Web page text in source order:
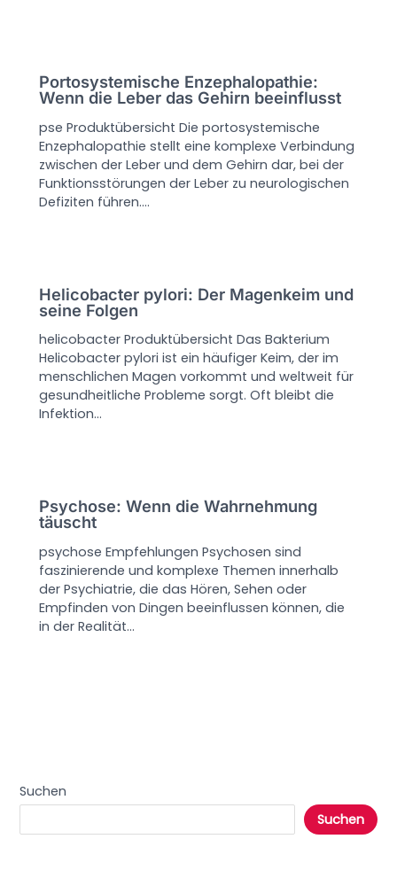
Portosystemische Enzephalopathie:
Wenn die Leber das Gehirn beeinflusst
pse Produktübersicht Die portosystemische
Enzephalopathie stellt eine komplexe Verbindung
zwischen der Leber und dem Gehirn dar, bei der
Funktionsstörungen der Leber zu neurologischen
Defiziten führen.…
Helicobacter pylori: Der Magenkeim und
seine Folgen
helicobacter Produktübersicht Das Bakterium
Helicobacter pylori ist ein häufiger Keim, der im
menschlichen Magen vorkommt und weltweit für
gesundheitliche Probleme sorgt. Oft bleibt die
Infektion…
Psychose: Wenn die Wahrnehmung
täuscht
psychose Empfehlungen Psychosen sind
faszinierende und komplexe Themen innerhalb
der Psychiatrie, die das Hören, Sehen oder
Empfinden von Dingen beeinflussen können, die
in der Realität…
Suchen
Suchen